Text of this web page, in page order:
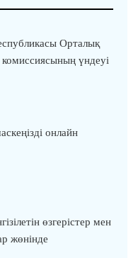
Орталық
үндеуі
онлайн
өзгерістер мен
жөнінде